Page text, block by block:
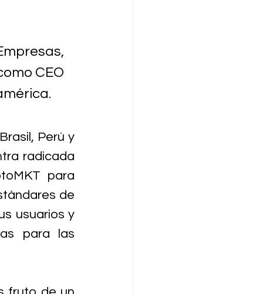
CEO
Perú y
radicada
para
de
usuarios y
para las